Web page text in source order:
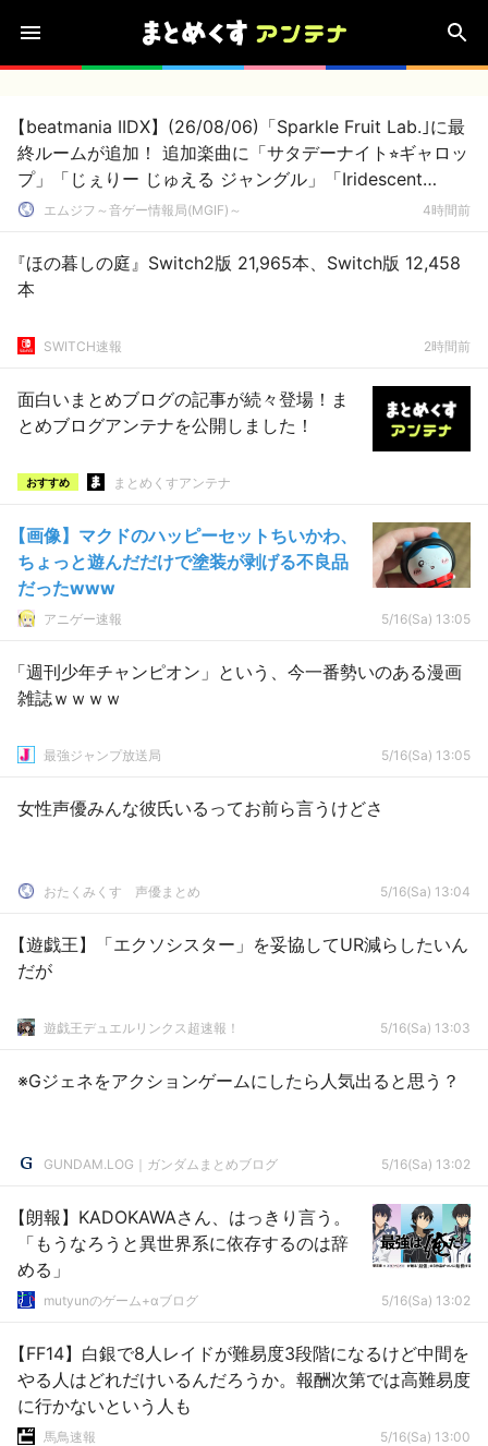
【beatmania IIDX】(26/08/06)「Sparkle Fruit Lab.｣に最
終ルームが追加！ 追加楽曲に「サタデーナイト⭐︎ギャロッ
プ」「じぇりー じゅえる ジャングル」「Iridescent
Memories」が登場！！
エムジフ～音ゲー情報局(MGIF)～ 4時間前
『ほの暮しの庭』Switch2版 21,965本、Switch版 12,458
本
SWITCH速報 2時間前
面白いまとめブログの記事が続々登場！ま
とめブログアンテナを公開しました！
おすすめ まとめくすアンテナ
【画像】マクドのハッピーセットちいかわ、
ちょっと遊んだだけで塗装が剥げる不良品
だったwww
アニゲー速報 5/16(Sa) 13:05
「週刊少年チャンピオン」という、今一番勢いのある漫画
雑誌ｗｗｗｗ
最強ジャンプ放送局 5/16(Sa) 13:05
女性声優みんな彼氏いるってお前ら言うけどさ
おたくみくす 声優まとめ 5/16(Sa) 13:04
【遊戯王】「エクソシスター」を妥協してUR減らしたいん
だが
遊戯王デュエルリンクス超速報！ 5/16(Sa) 13:03
※Gジェネをアクションゲームにしたら人気出ると思う？
GUNDAM.LOG｜ガンダムまとめブログ 5/16(Sa) 13:02
【朗報】KADOKAWAさん、はっきり言う。
「もうなろうと異世界系に依存するのは辞
める」
mutyunのゲーム+αブログ 5/16(Sa) 13:02
【FF14】白銀で8人レイドが難易度3段階になるけど中間を
やる人はどれだけいるんだろうか。報酬次第では高難易度
に行かないという人も
馬鳥速報 5/16(Sa) 13:00